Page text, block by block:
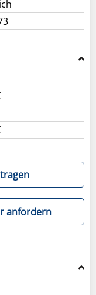
anfordern